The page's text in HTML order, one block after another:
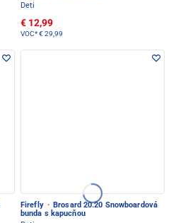
Deti
€ 12,99
VOC*€ 29,99
Firefly · Brosard 20.20 Snowboardová
bunda s kapucňou